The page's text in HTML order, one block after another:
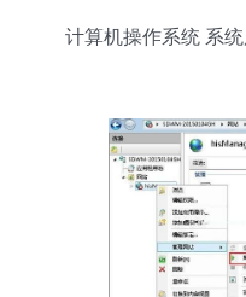
计算机操作系统 系